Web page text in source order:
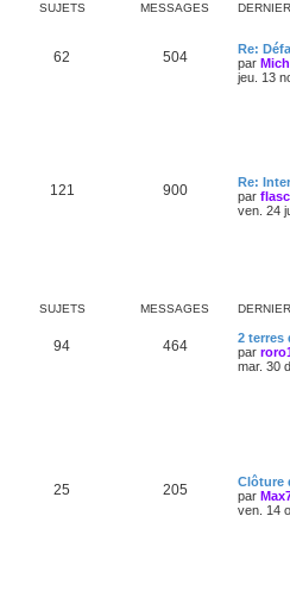
SUJETS MESSAGES
62 504
Re:
par
jeu. 13
121 900
Re:
par
ven. 24
SUJETS MESSAGES
94 464
2 terres
par
mar. 30
25 205
Clôture
par
ven. 14